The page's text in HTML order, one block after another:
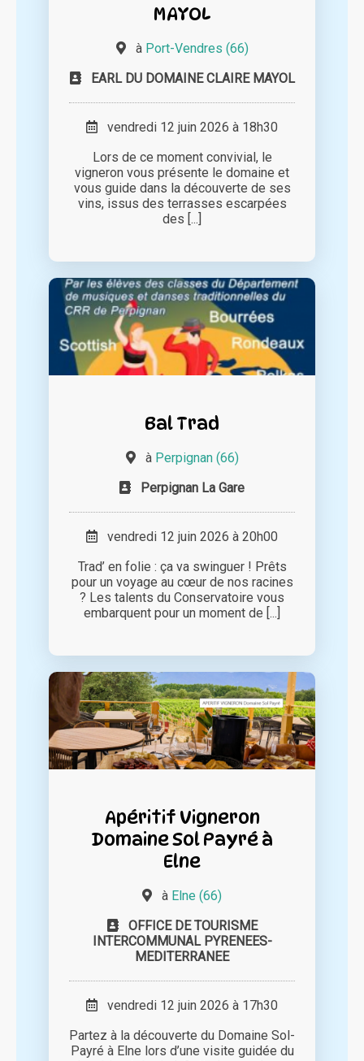
MAYOL
à Port-Vendres (66)
EARL DU DOMAINE CLAIRE MAYOL
vendredi 12 juin 2026 à 18h30
Lors de ce moment convivial, le
vigneron vous présente le domaine et
vous guide dans la découverte de ses
vins, issus des terrasses escarpées
des [...]
Bal Trad
à Perpignan (66)
Perpignan La Gare
vendredi 12 juin 2026 à 20h00
Trad’ en folie : ça va swinguer ! Prêts
pour un voyage au cœur de nos racines
? Les talents du Conservatoire vous
embarquent pour un moment de [...]
Apéritif Vigneron
Domaine Sol Payré à
Elne
à Elne (66)
OFFICE DE TOURISME
INTERCOMMUNAL PYRENEES-
MEDITERRANEE
vendredi 12 juin 2026 à 17h30
Partez à la découverte du Domaine Sol-
Payré à Elne lors d’une visite guidée du